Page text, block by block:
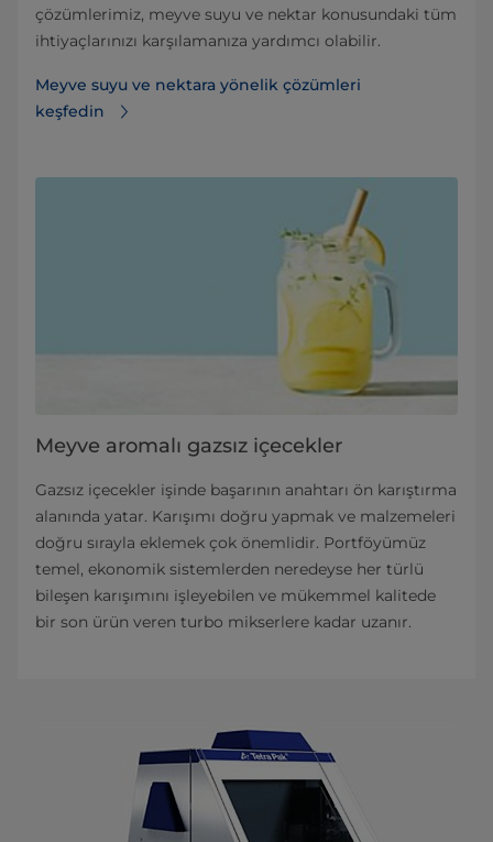
çözümlerimiz, meyve suyu ve nektar konusundaki tüm
ihtiyaçlarınızı karşılamanıza yardımcı olabilir.
Meyve suyu ve nektara yönelik çözümleri
keşfedin
Meyve aromalı gazsız içecekler
Gazsız içecekler işinde başarının anahtarı ön karıştırma
alanında yatar. Karışımı doğru yapmak ve malzemeleri
doğru sırayla eklemek çok önemlidir. Portföyümüz
temel, ekonomik sistemlerden neredeyse her türlü
bileşen karışımını işleyebilen ve mükemmel kalitede
bir son ürün veren turbo mikserlere kadar uzanır.